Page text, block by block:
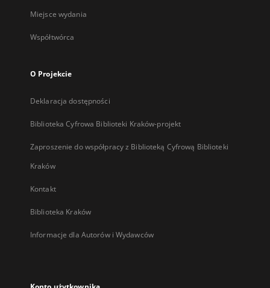
Miejsce wydania
Współtwórca
O Projekcie
Deklaracja dostępności
Biblioteka Cyfrowa Biblioteki Kraków-projekt
Zaproszenie do współpracy z Biblioteką Cyfrową Biblioteki
Kraków
Kontakt
Biblioteka Kraków
Informacje dla Autorów i Wydawców